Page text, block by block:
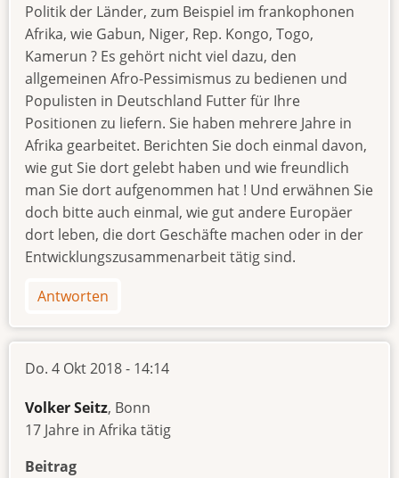
Politik der Länder, zum Beispiel im frankophonen
Afrika, wie Gabun, Niger, Rep. Kongo, Togo,
Kamerun ? Es gehört nicht viel dazu, den
allgemeinen Afro-Pessimismus zu bedienen und
Populisten in Deutschland Futter für Ihre
Positionen zu liefern. Sie haben mehrere Jahre in
Afrika gearbeitet. Berichten Sie doch einmal davon,
wie gut Sie dort gelebt haben und wie freundlich
man Sie dort aufgenommen hat ! Und erwähnen Sie
doch bitte auch einmal, wie gut andere Europäer
dort leben, die dort Geschäfte machen oder in der
Entwicklungszusammenarbeit tätig sind.
Antworten
Do. 4 Okt 2018 - 14:14
Volker Seitz, Bonn
17 Jahre in Afrika tätig
Beitrag